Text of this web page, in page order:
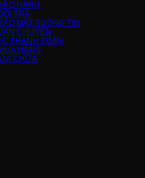
HÀNH
TRẢ
MẬT THÔNG TIN
CHUYỂN
THANH TOÁN
HÀNG
CHỮA